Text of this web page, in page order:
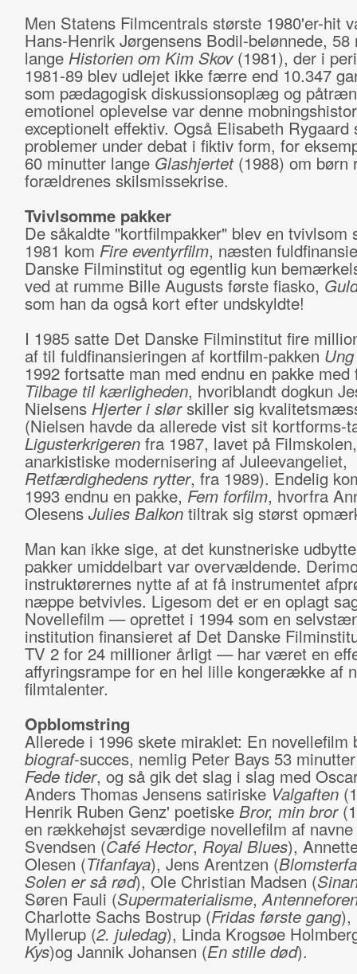
Men Statens Filmcentrals største 1980'er-hit
Hans-Henrik Jørgensens Bodil-belønnede, 58
lange Historien om Kim Skov(1981), der i
1981-89 blev udlejet ikke færre end 10.347
som pædagogisk diskussionsoplæg og
emotionel oplevelse var denne
exceptionelt effektiv. Også Elisabeth Rygaard
problemer under debat i fiktiv form, for
60 minutter lange Glashjertet(1988) om børn
forældrenes skilsmissekrise.
Tvivlsomme pakker
De såkaldte "kortfilmpakker" blev en tvivlsom
1981 kom Fire eventyrfilm, næsten
Danske Filminstitut og egentlig kun
ved at rumme Bille Augusts første fiasko,
som han da også kort efter undskyldte!
I 1985 satte Det Danske Filminstitut fire
af til fuldfinansieringen af kortfilm-pakken
1992 fortsatte man med endnu en pakke med
Tilbage til kærligheden, hvoriblandt dogkun
Nielsens Hjerter i slørskiller sig
(Nielsen havde da allerede vist sit kortforms-
Ligusterkrigerenfra 1987, lavet på
anarkistiske modernisering af Juleevangeliet,
Retfærdighedens rytter, fra 1989). Endelig
1993 endnu en pakke, Fem forfilm, hvorfra
Olesens Julies Balkontiltrak sig størst
Man kan ikke sige, at det kunstneriske
pakker umiddelbart var overvældende.
instruktørernes nytte af at få instrumentet
næppe betvivles. Ligesom det er en oplagt
Novellefilm — oprettet i 1994 som en
institution finansieret af Det Danske
TV 2 for 24 millioner årligt — har været en
affyringsrampe for en hel lille kongerække af
filmtalenter.
Opblomstring
Allerede i 1996 skete miraklet: En novellefilm
biograf-succes, nemlig Peter Bays 53
Fede tider, og så gik det slag i slag med
Anders Thomas Jensens satiriskeValgaften
Henrik Ruben Genz' poetiske Bror, min bror
en rækkehøjst seværdige novellefilm af navne
Svendsen (Café Hector, Royal Blues),
Olesen (Tifanfaya), Jens Arentzen (
Solen er så rød), Ole Christian Madsen (
Søren Fauli (Supermaterialisme,
Charlotte Sachs Bostrup (Fridas første gang),
Myllerup (2. juledag), Linda Krogsøe
Kys)og Jannik Johansen (En stille død).